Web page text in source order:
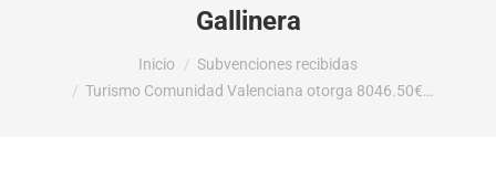
Gallinera
Inicio
Subvenciones recibidas
Turismo Comunidad Valenciana otorga 8046.50€…